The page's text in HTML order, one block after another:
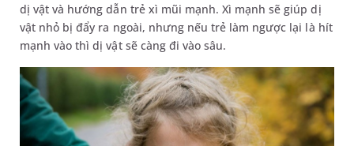
dị vật và hướng dẫn trẻ xì mũi mạnh. Xì mạnh sẽ giúp dị
vật nhỏ bị đẩy ra ngoài, nhưng nếu trẻ làm ngược lại là hít
mạnh vào thì dị vật sẽ càng đi vào sâu.